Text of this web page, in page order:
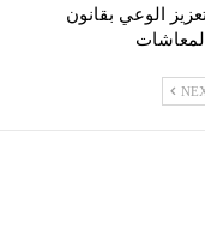
الوعي بقانون